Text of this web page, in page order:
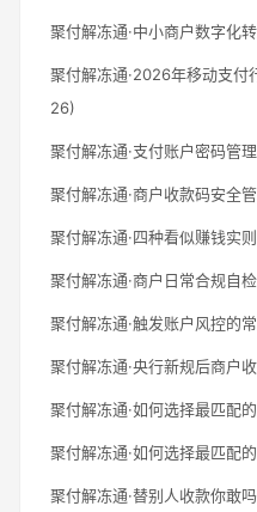
聚付解冻通·中小商户数字化
聚付解冻通·2026年移动支
26)
聚付解冻通·支付账户密码管
聚付解冻通·商户收款码安全
聚付解冻通·四种看似赚钱实
聚付解冻通·商户日常合规自
聚付解冻通·触发账户风控的
聚付解冻通·央行新规后商户
聚付解冻通·如何选择最匹配
聚付解冻通·如何选择最匹配
聚付解冻通·替别人收款你敢